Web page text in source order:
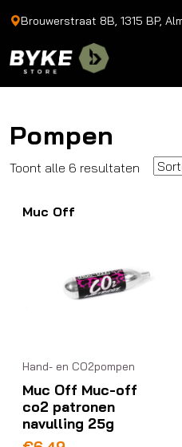
Brouwerstraat 8B, 1315 BP,
Pompen
Toont alle 6 resultaten
Muc Off
Hand- en CO2pompen
Muc Off Muc-off
co2 patronen
navulling 25g